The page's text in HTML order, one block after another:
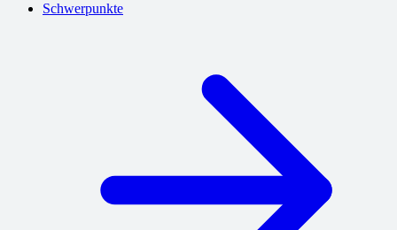
Schwerpunkte